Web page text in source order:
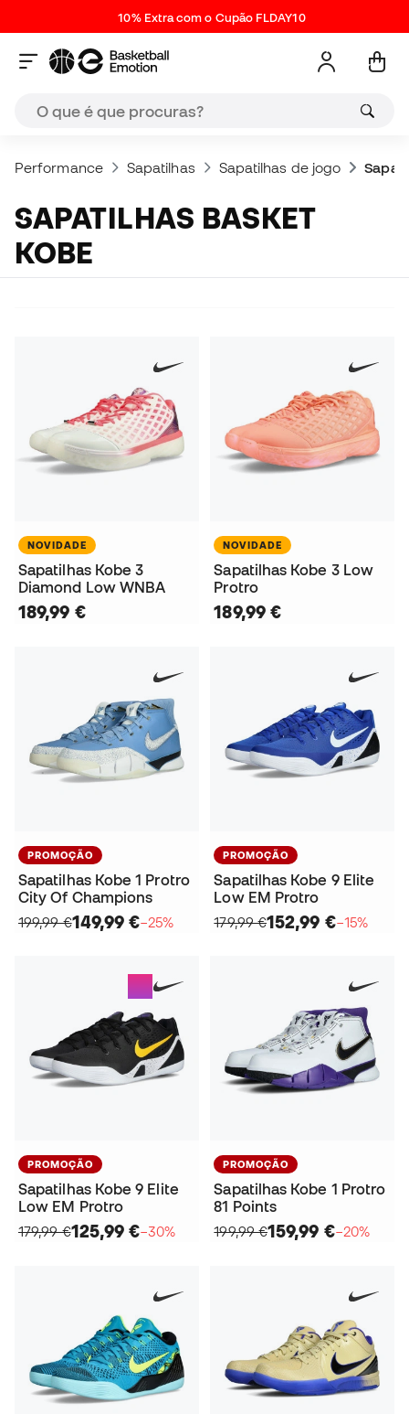
10% Extra com o Cupão FLDAY10
Performance Sapatilhas Sapatilhas de jogo
SAPATILHAS BASKET
KOBE
NOVIDADE
Sapatilhas Kobe 3
Diamond Low WNBA
189,99 €
NOVIDADE
Sapatilhas Kobe 3 Low
Protro
189,99 €
PROMOÇÃO
Sapatilhas Kobe 1 Protro
City Of Champions
199,99 €149,99 €−25%
PROMOÇÃO
Sapatilhas Kobe 9 Elite
Low EM Protro
179,99 €152,99 €−15%
PROMOÇÃO
Sapatilhas Kobe 9 Elite
Low EM Protro
179,99 €125,99 €−30%
PROMOÇÃO
Sapatilhas Kobe 1 Protro
81 Points
199,99 €159,99 €−20%